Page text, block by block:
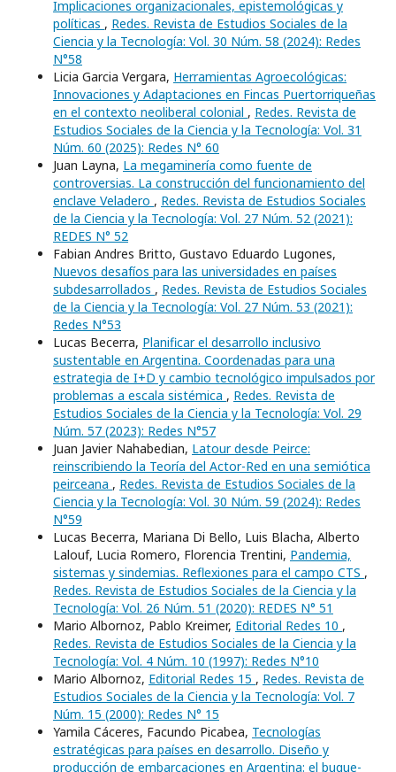
Implicaciones organizacionales, epistemológicas y
políticas , Redes. Revista de Estudios Sociales de la
Ciencia y la Tecnología: Vol. 30 Núm. 58 (2024): Redes
N°58
Licia Garcia Vergara, Herramientas Agroecológicas:
Innovaciones y Adaptaciones en Fincas Puertorriqueñas
en el contexto neoliberal colonial , Redes. Revista de
Estudios Sociales de la Ciencia y la Tecnología: Vol. 31
Núm. 60 (2025): Redes N° 60
Juan Layna, La megaminería como fuente de
controversias. La construcción del funcionamiento del
enclave Veladero , Redes. Revista de Estudios Sociales
de la Ciencia y la Tecnología: Vol. 27 Núm. 52 (2021):
REDES N° 52
Fabian Andres Britto, Gustavo Eduardo Lugones,
Nuevos desafíos para las universidades en países
subdesarrollados , Redes. Revista de Estudios Sociales
de la Ciencia y la Tecnología: Vol. 27 Núm. 53 (2021):
Redes N°53
Lucas Becerra, Planificar el desarrollo inclusivo
sustentable en Argentina. Coordenadas para una
estrategia de I+D y cambio tecnológico impulsados por
problemas a escala sistémica , Redes. Revista de
Estudios Sociales de la Ciencia y la Tecnología: Vol. 29
Núm. 57 (2023): Redes N°57
Juan Javier Nahabedian, Latour desde Peirce:
reinscribiendo la Teoría del Actor-Red en una semiótica
peirceana , Redes. Revista de Estudios Sociales de la
Ciencia y la Tecnología: Vol. 30 Núm. 59 (2024): Redes
N°59
Lucas Becerra, Mariana Di Bello, Luis Blacha, Alberto
Lalouf, Lucia Romero, Florencia Trentini, Pandemia,
sistemas y sindemias. Reflexiones para el campo CTS ,
Redes. Revista de Estudios Sociales de la Ciencia y la
Tecnología: Vol. 26 Núm. 51 (2020): REDES N° 51
Mario Albornoz, Pablo Kreimer, Editorial Redes 10 ,
Redes. Revista de Estudios Sociales de la Ciencia y la
Tecnología: Vol. 4 Núm. 10 (1997): Redes N°10
Mario Albornoz, Editorial Redes 15 , Redes. Revista de
Estudios Sociales de la Ciencia y la Tecnología: Vol. 7
Núm. 15 (2000): Redes N° 15
Yamila Cáceres, Facundo Picabea, Tecnologías
estratégicas para países en desarrollo. Diseño y
producción de embarcaciones en Argentina: el buque-